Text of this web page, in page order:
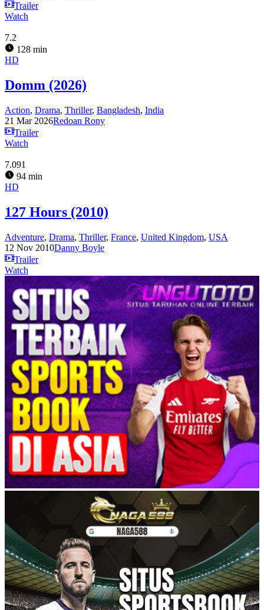
Trailer
Watch
7.2
128 min
HD
Domm (2026)
Action, Drama, Thriller, Bangladesh, India
21 Mar 2026Redoan Rony
Trailer
Watch
7.091
94 min
HD
127 Hours (2010)
Adventure, Drama, Thriller, France, United Kingdom, USA
12 Nov 2010Danny Boyle
Trailer
Watch